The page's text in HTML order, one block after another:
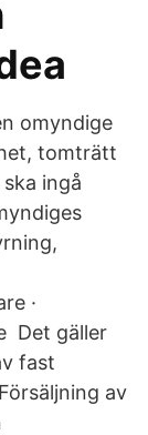
omyndige
tomträtt
ingå
·
Det gäller
fast
av